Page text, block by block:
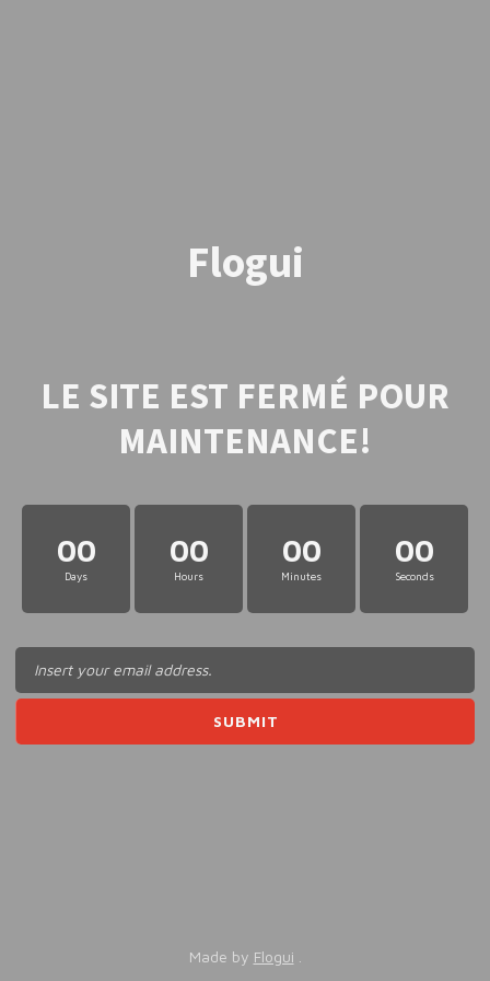
Flogui
LE SITE EST FERMÉ POUR
MAINTENANCE!
00
Days
00
Hours
00
Minutes
00
Seconds
Made by Flogui